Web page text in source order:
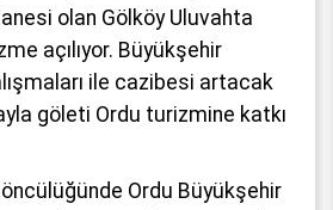
olan Gölköy Uluvahta
açılıyor. Büyükşehir
ile cazibesi artacak
göleti Ordu turizmine katkı
öncülüğünde Ordu Büyükşehir